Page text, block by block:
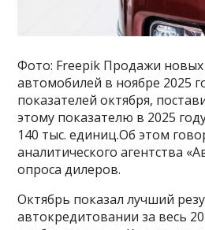
Фото: Freepik Продажи новых
автомобилей в ноябре 2025
показателей октября,
этому показателю в 2025
140 тыс. единиц.Об этом
аналитического агентства
опроса дилеров.
Октябрь показал лучший
автокредитовании за весь